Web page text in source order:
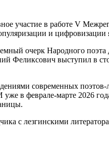
участие в работе V
и цифровизации
очерк Народного
Феликсович выступил в
современных
в феврале-марте 2026
с лезгинскими